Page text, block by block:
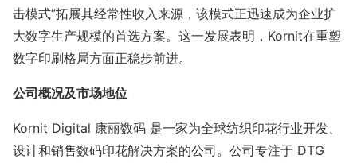
击模式”拓展其经常性收入来源，该模式正迅速成为企业扩
大数字生产规模的首选方案。这一发展表明，Kornit在重塑
数字印刷格局方面正稳步前进。
公司概况及市场地位
Kornit Digital 康丽数码 是一家为全球纺织印花行业开发、
设计和销售数码印花解决方案的公司。公司专注于 DTG